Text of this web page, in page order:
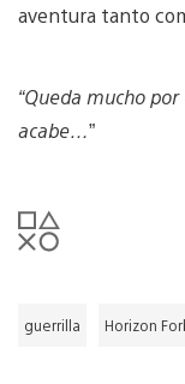
aventura tanto
“Queda mucho
acabe…”
guerrilla Horizon